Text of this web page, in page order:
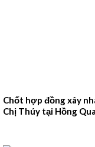
Chốt hợp đồng xây
Chị Thúy tại Hồng